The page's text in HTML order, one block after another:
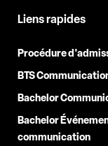
Liens rapides
Procédure
BTS
Bachelor
Bachelor
communication